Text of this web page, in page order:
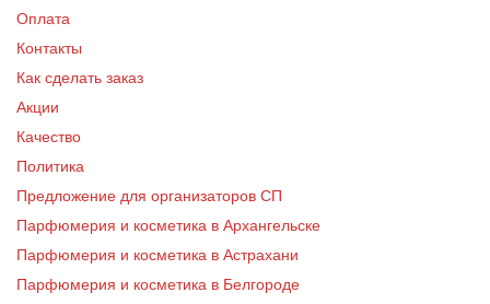
Оплата
Контакты
Как сделать заказ
Акции
Качество
Политика
Предложение для организаторов СП
Парфюмерия и косметика в Архангельске
Парфюмерия и косметика в Астрахани
Парфюмерия и косметика в Белгороде